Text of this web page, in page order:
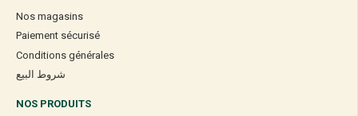
Nos magasins
Paiement sécurisé
Conditions générales
شروط البيع
NOS PRODUITS